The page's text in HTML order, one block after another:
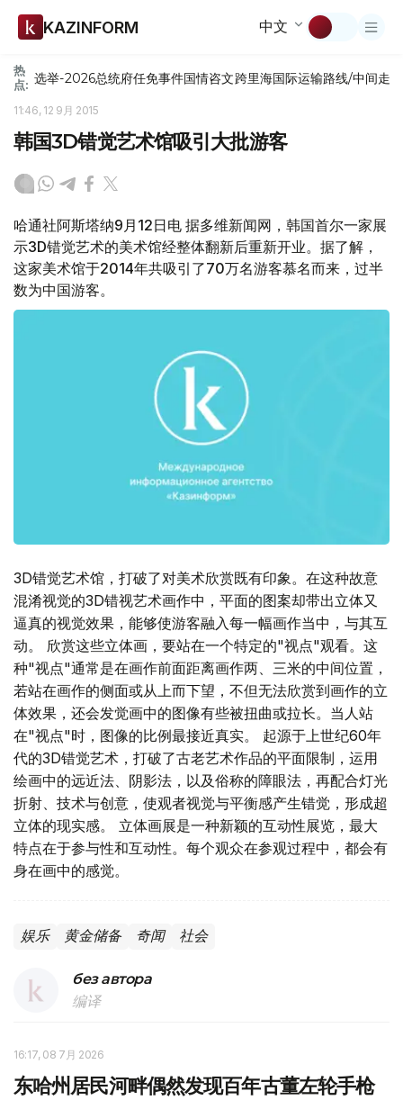
KAZINFORM 中文
热
点: 选举-2026总统府任免事件国情咨文跨里海国际运输路线/中间走廊
11:46, 12 9月 2015
韩国3D错觉艺术馆吸引大批游客
哈通社阿斯塔纳9月12日电 据多维新闻网，韩国首尔一家展
示3D错觉艺术的美术馆经整体翻新后重新开业。据了解，
这家美术馆于2014年共吸引了70万名游客慕名而来，过半
数为中国游客。
3D错觉艺术馆，打破了对美术欣赏既有印象。在这种故意
混淆视觉的3D错视艺术画作中，平面的图案却带出立体又
逼真的视觉效果，能够使游客融入每一幅画作当中，与其互
动。 欣赏这些立体画，要站在一个特定的"视点"观看。这
种"视点"通常是在画作前面距离画作两、三米的中间位置，
若站在画作的侧面或从上而下望，不但无法欣赏到画作的立
体效果，还会发觉画中的图像有些被扭曲或拉长。当人站
在"视点"时，图像的比例最接近真实。 起源于上世纪60年
代的3D错觉艺术，打破了古老艺术作品的平面限制，运用
绘画中的远近法、阴影法，以及俗称的障眼法，再配合灯光
折射、技术与创意，使观者视觉与平衡感产生错觉，形成超
立体的现实感。 立体画展是一种新颖的互动性展览，最大
特点在于参与性和互动性。每个观众在参观过程中，都会有
身在画中的感觉。
娱乐 黄金储备 奇闻 社会
без автора
编译
16:17, 08 7月 2026
东哈州居民河畔偶然发现百年古董左轮手枪